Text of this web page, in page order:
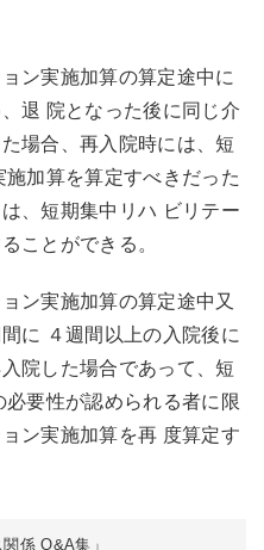
ン実施加算の算定途中に
退 院となった後に同じ介
場合、再入院時には、短
加算を算定すべきだった
、短期集中リハ ビリテー
ことができる。
実施加算の算定途中又
に ４週間以上の入院後に
院した場合であって、短
要性が認められる者に限
ン実施加算を再 度算定す
係 Q&A集 」